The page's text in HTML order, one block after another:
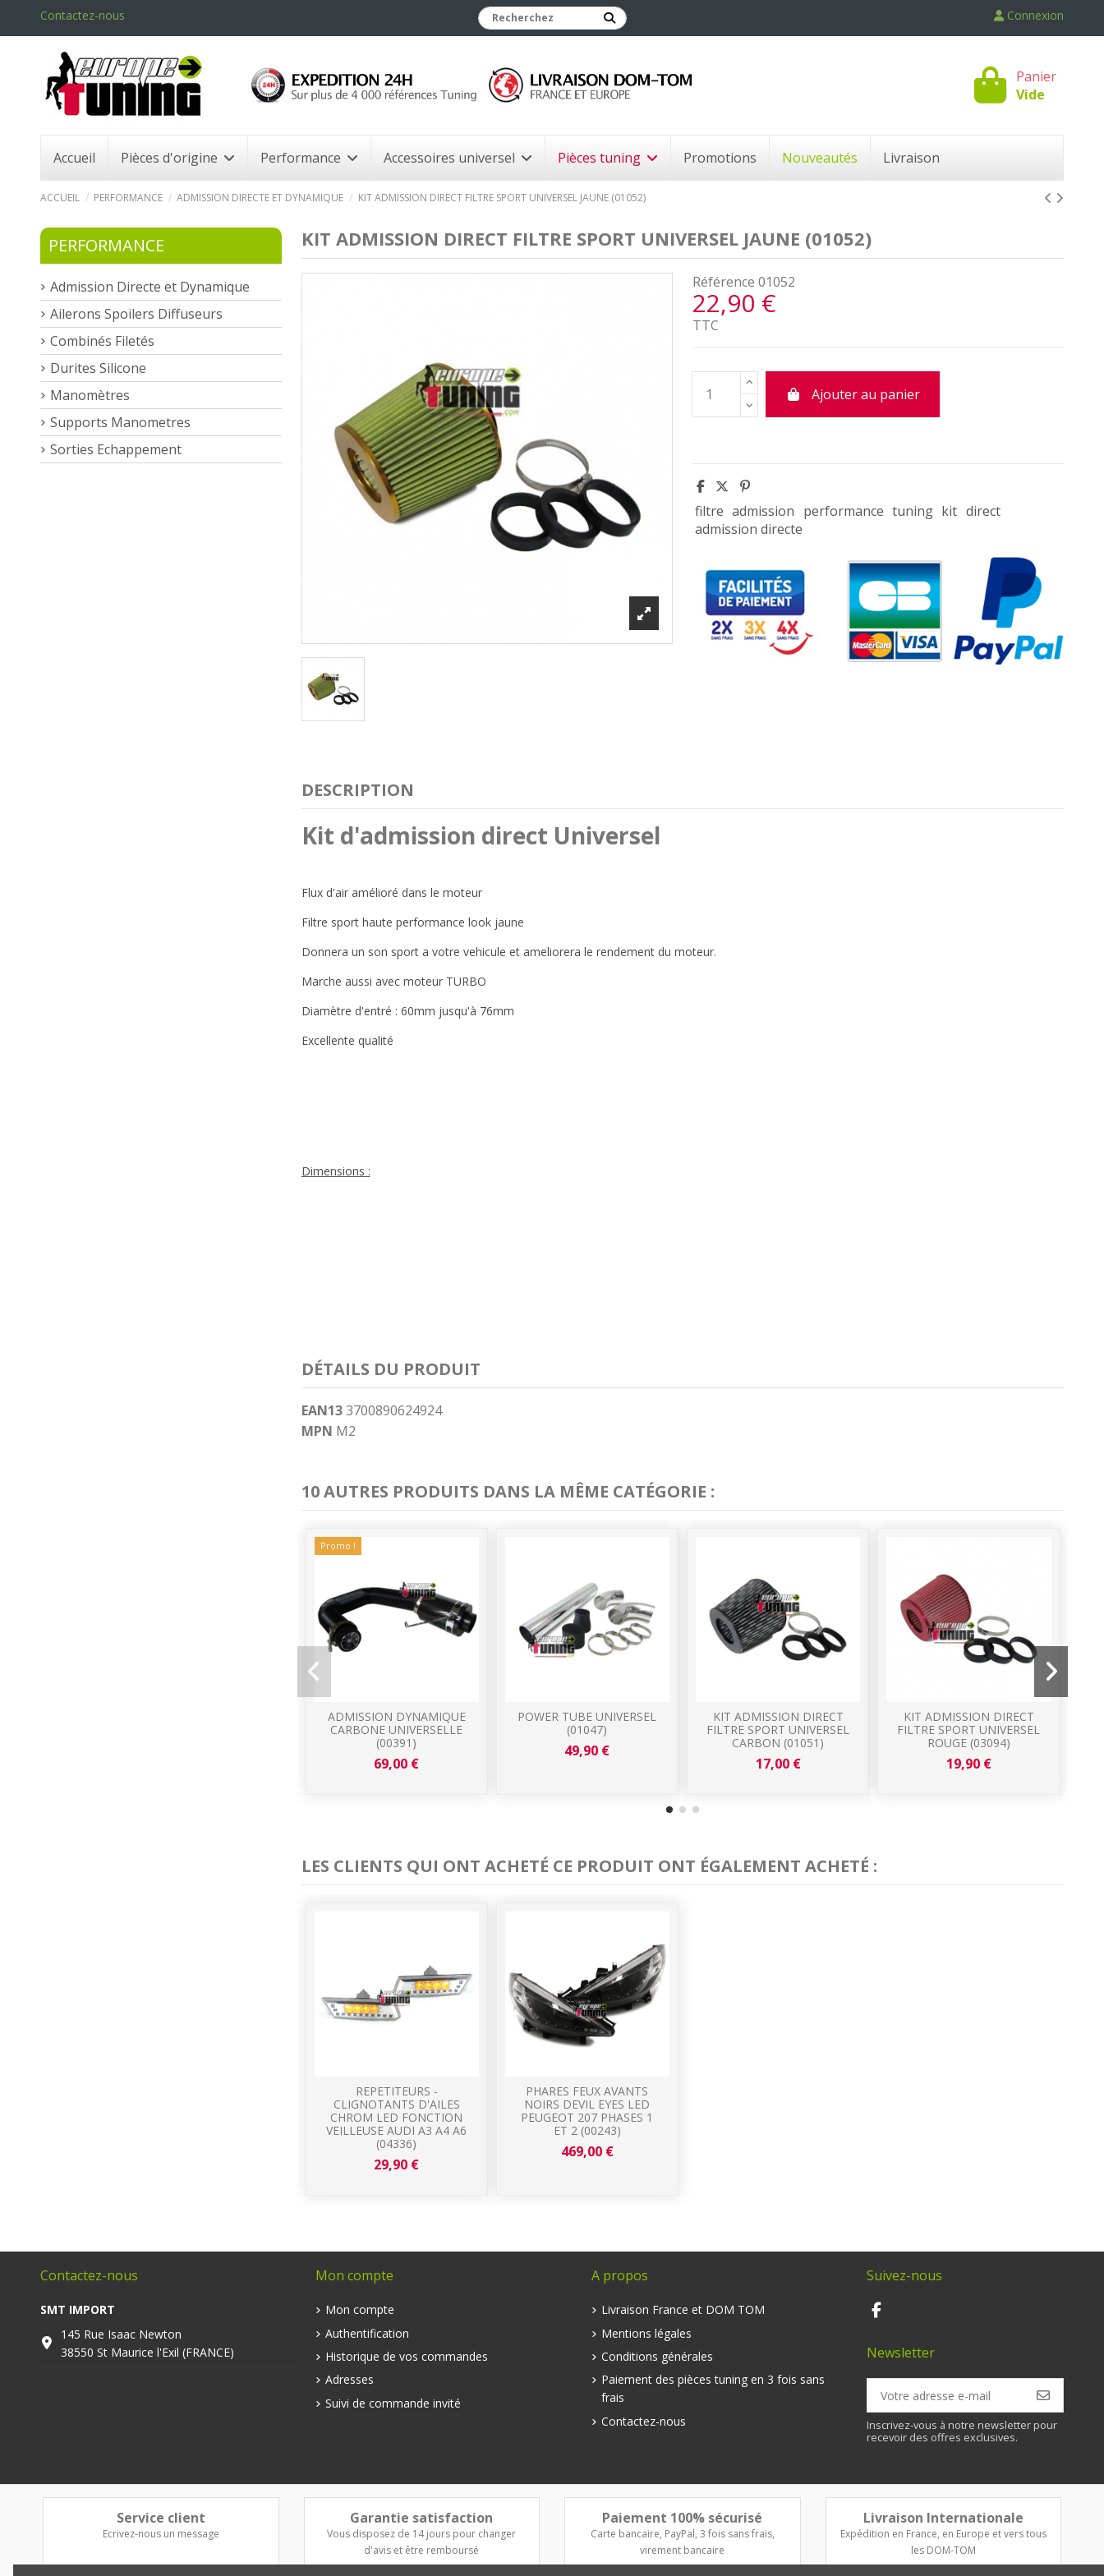
Contactez-nous Connexion
Panier
Vide
Accueil Pièces d'origine Performance Accessoires universel Pièces tuning Promotions Nouveautés Livraison
ACCUEIL PERFORMANCE ADMISSION DIRECTE ET DYNAMIQUE KIT ADMISSION DIRECT FILTRE SPORT UNIVERSEL JAUNE (01052)
KIT ADMISSION DIRECT FILTRE SPORT UNIVERSEL JAUNE (01052)
Référence 01052
22,90 €
TTC
Ajouter au panier
filtre admission performance tuning kit direct
admission directe
DESCRIPTION
Kit d'admission direct Universel
Flux d'air amélioré dans le moteur
Filtre sport haute performance look jaune
Donnera un son sport a votre vehicule et ameliorera le rendement du moteur.
Marche aussi avec moteur TURBO
Diamètre d'entré : 60mm jusqu'à 76mm
Excellente qualité
Dimensions :
DÉTAILS DU PRODUIT
EAN13 3700890624924
MPN M2
10 AUTRES PRODUITS DANS LA MÊME CATÉGORIE :
Promo !
ADMISSION DYNAMIQUE
CARBONE UNIVERSELLE
(00391)
69,00 €
POWER TUBE UNIVERSEL
(01047)
49,90 €
KIT ADMISSION DIRECT
FILTRE SPORT UNIVERSEL
CARBON (01051)
17,00 €
KIT ADMISSION DIRECT
FILTRE SPORT UNIVERSEL
ROUGE (03094)
19,90 €
LES CLIENTS QUI ONT ACHETÉ CE PRODUIT ONT ÉGALEMENT ACHETÉ :
REPETITEURS -
CLIGNOTANTS D'AILES
CHROM LED FONCTION
VEILLEUSE AUDI A3 A4 A6
(04336)
29,90 €
PHARES FEUX AVANTS
NOIRS DEVIL EYES LED
PEUGEOT 207 PHASES 1
ET 2 (00243)
469,00 €
PERFORMANCE
Admission Directe et Dynamique
Ailerons Spoilers Diffuseurs
Combinés Filetés
Durites Silicone
Manomètres
Supports Manometres
Sorties Echappement
Contactez-nous
SMT IMPORT
145 Rue Isaac Newton
38550 St Maurice l'Exil (FRANCE)
Mon compte
Mon compte
Authentification
Historique de vos commandes
Adresses
Suivi de commande invité
A propos
Livraison France et DOM TOM
Mentions légales
Conditions générales
Paiement des pièces tuning en 3 fois sans
frais
Contactez-nous
Suivez-nous
Newsletter
Inscrivez-vous à notre newsletter pour
recevoir des offres exclusives.
Service client
Ecrivez-nous un message
Garantie satisfaction
Vous disposez de 14 jours pour changer
d'avis et être remboursé
Paiement 100% sécurisé
Carte bancaire, PayPal, 3 fois sans frais,
virement bancaire
Livraison Internationale
Expédition en France, en Europe et vers tous
les DOM-TOM